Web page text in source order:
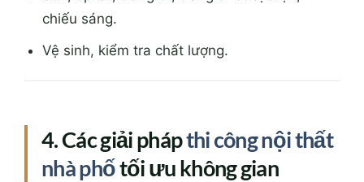
chiếu sáng.
Vệ sinh, kiểm tra chất lượng.
4. Các giải phápthi công nội thất
nhà phốtối ưu không gian